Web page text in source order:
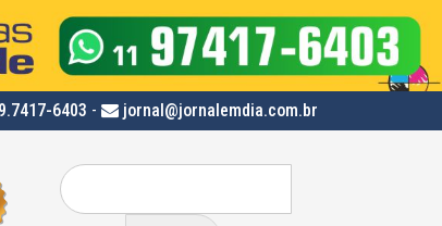
6403 - jornal@jornalemdia.com.br
Pesquisar
por: